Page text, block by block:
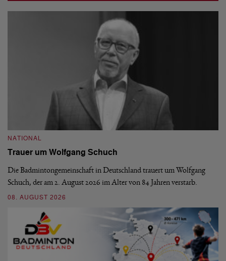
NATIONAL
Trauer um Wolfgang Schuch
Die Badmintongemeinschaft in Deutschland trauert um Wolfgang
Schuch, der am 2. August 2026 im Alter von 84 Jahren verstarb.
08. AUGUST 2026